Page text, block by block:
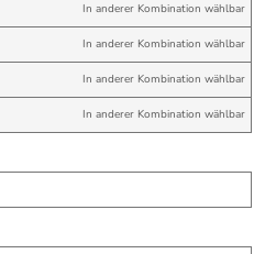
In anderer Kombination wählbar
In anderer Kombination wählbar
In anderer Kombination wählbar
In anderer Kombination wählbar